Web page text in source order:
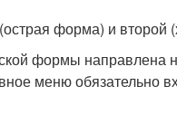
форма) и второй
формы направлена
меню обязательно